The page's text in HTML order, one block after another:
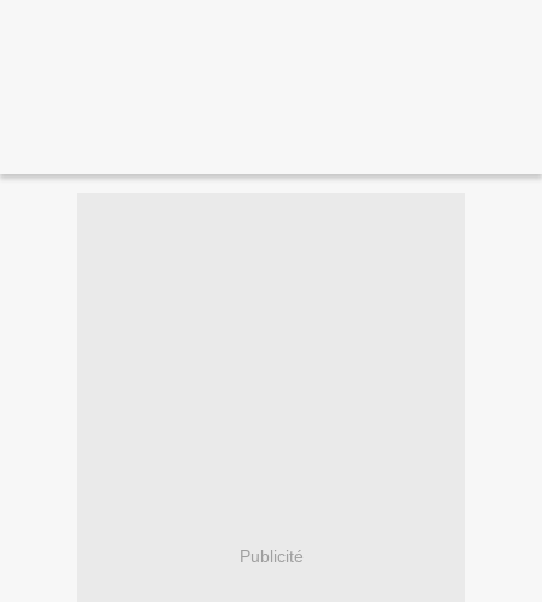
Publicité